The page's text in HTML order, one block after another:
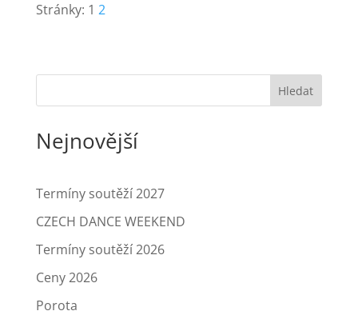
Stránky: 1 2
Hledat
Nejnovější
Termíny soutěží 2027
CZECH DANCE WEEKEND
Termíny soutěží 2026
Ceny 2026
Porota